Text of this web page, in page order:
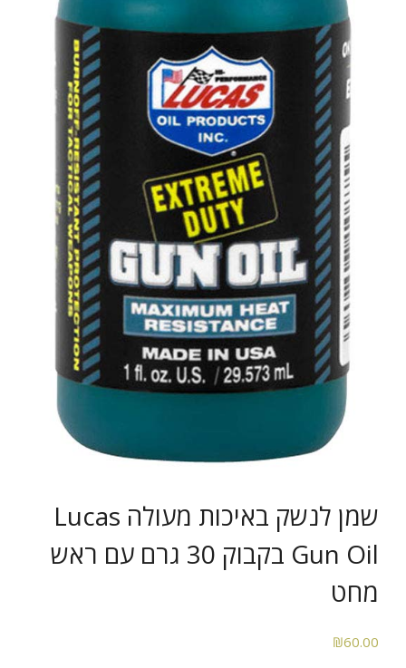
שמן לנשק באיכות מעולה Lucas
Gun Oil בקבוק 30 גרם עם ראש
מחט
₪60.00